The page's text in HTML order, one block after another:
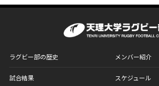
ラグビー部の歴史 メンバー紹介
試合結果 スケジュール